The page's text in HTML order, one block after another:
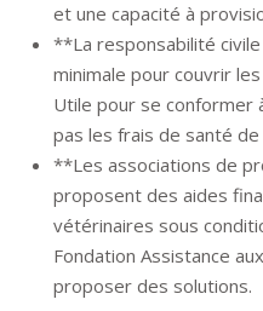
et une capacité à
**La responsabilité
minimale pour couvrir
Utile pour se conformer
pas les frais de santé de
**Les associations de
proposent des aides
vétérinaires sous
Fondation Assistance
proposer des solutions.